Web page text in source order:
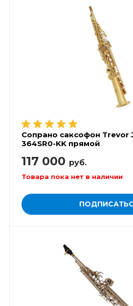
Сопрано саксофон Trevor
364SR0-KK прямой
117 000 руб.
Товара пока нет в наличии